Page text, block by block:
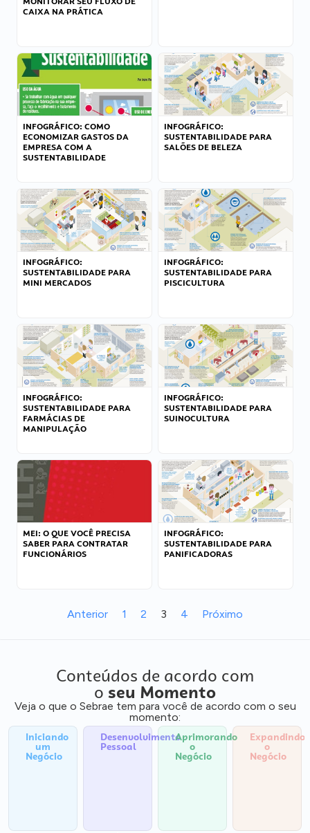
CAIXA NA PRÁTICA
INFOGRÁFICO: COMO
ECONOMIZAR GASTOS DA
EMPRESA COM A
SUSTENTABILIDADE
INFOGRÁFICO:
SUSTENTABILIDADE PARA
SALÕES DE BELEZA
INFOGRÁFICO:
SUSTENTABILIDADE PARA
MINI MERCADOS
INFOGRÁFICO:
SUSTENTABILIDADE PARA
PISCICULTURA
INFOGRÁFICO:
SUSTENTABILIDADE PARA
FARMÁCIAS DE
MANIPULAÇÃO
INFOGRÁFICO:
SUSTENTABILIDADE PARA
SUINOCULTURA
MEI: O QUE VOCÊ PRECISA
SABER PARA CONTRATAR
FUNCIONÁRIOS
INFOGRÁFICO:
SUSTENTABILIDADE PARA
PANIFICADORAS
Anterior 1 2 3 4 Próximo
Conteúdos de acordo com
o seu Momento
Veja o que o Sebrae tem para você de acordo com o seu
momento:
Iniciando
um
Negócio
Desenvolvimento
Pessoal
Aprimorando
o
Negócio
Expandindo
o
Negócio